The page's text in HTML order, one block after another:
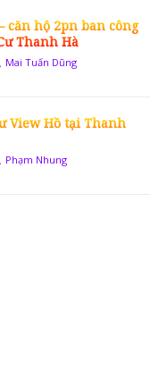
căn hộ 2pn ban công
Thanh Hà
Mai Tuấn Dũng
View Hồ tại Thanh
Phạm Nhung